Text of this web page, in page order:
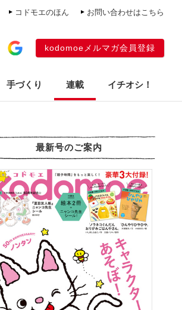
コドモエのほん お問い合わせはこちら
kodomoeメルマガ会員登録
手づくり 連載 イチオシ！
最新号のご案内